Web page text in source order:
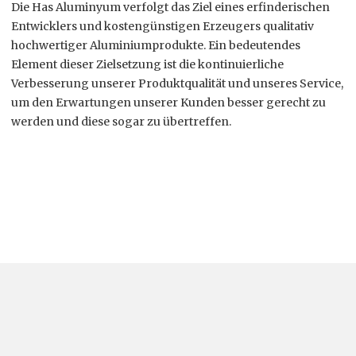
Die Has Aluminyum verfolgt das Ziel eines erfinderischen
Entwicklers und kostengünstigen Erzeugers qualitativ
hochwertiger Aluminiumprodukte. Ein bedeutendes
Element dieser Zielsetzung ist die kontinuierliche
Verbesserung unserer Produktqualität und unseres Service,
um den Erwartungen unserer Kunden besser gerecht zu
werden und diese sogar zu übertreffen.